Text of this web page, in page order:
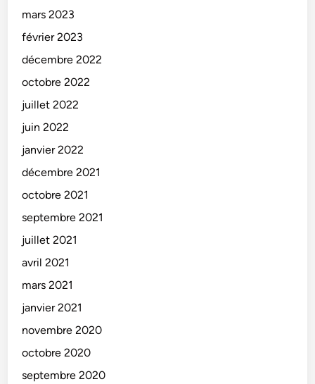
mars 2023
février 2023
décembre 2022
octobre 2022
juillet 2022
juin 2022
janvier 2022
décembre 2021
octobre 2021
septembre 2021
juillet 2021
avril 2021
mars 2021
janvier 2021
novembre 2020
octobre 2020
septembre 2020